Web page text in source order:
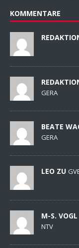
KOMMENTARE
GERA
BEATE
GERA
LEO ZU
M-S.
NTV